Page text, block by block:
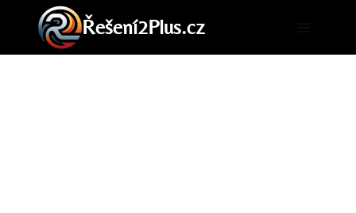
Přeskočit
obsah
Řešení2Plus.cz